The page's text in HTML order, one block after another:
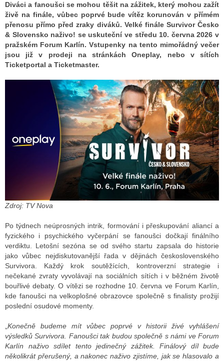
RÁDIÍ
VYSÍLAČE
TELEVIZE
INTERNET
STRÁNKY RÁDIÍ
STRÁNKY TV
TISK
STÁT BLOGEREM
BLOGERA
Diváci a fanoušci se mohou těšit na zážitek, který mohou zažít
živě na finále, vůbec poprvé bude vítěz korunován v přímém
přenosu přímo před zraky diváků. Velké finále Survivor Česko
& Slovensko naživo! se uskuteční ve středu 10. června 2026 v
pražském Forum Karlín. Vstupenky na tento mimořádný večer
jsou již v prodeji na stránkách Oneplay, nebo v sítích
Ticketportal a Ticketmaster.
Zdroj: TV Nova
Po týdnech neúprosných intrik, formování i přeskupování aliancí a
fyzického i psychického vyčerpání se fanoušci dočkají finálního
verdiktu. Letošní sezóna se od svého startu zapsala do historie
jako vůbec nejdiskutovanější řada v dějinách československého
Survivora. Každý krok soutěžících, kontroverzní strategie i
nečekané zvraty vyvolávají na sociálních sítích i v běžném životě
bouřlivé debaty. O vítězi se rozhodne 10. června ve Forum Karlín,
kde fanoušci na velkoplošné obrazovce společně s finalisty prožijí
poslední osudové momenty.
Konečně budeme mít vůbec poprvé v historii živé vyhlášení
výsledků Survivora. Fanoušci tak budou společně s námi ve Forum
Karlín naživo sdílet tento jedinečný zážitek. Finálový díl bude
několikrát přerušený, a nakonec naživo zjistíme, jak se hlasovalo a